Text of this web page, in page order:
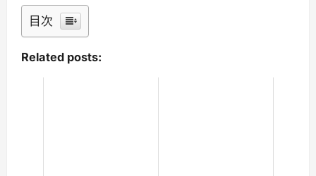
目次
Related posts: